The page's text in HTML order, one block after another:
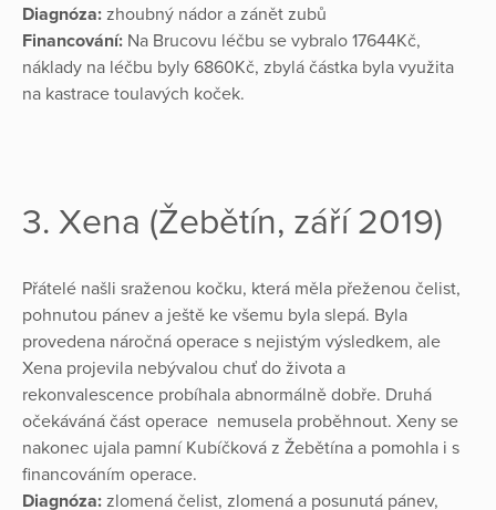
Diagnóza: zhoubný nádor a zánět zubů
Financování: Na Brucovu léčbu se vybralo 17644Kč,
náklady na léčbu byly 6860Kč, zbylá částka byla využita
na kastrace toulavých koček.
3. Xena (Žebětín, září 2019)
Přátelé našli sraženou kočku, která měla přeženou čelist,
pohnutou pánev a ještě ke všemu byla slepá. Byla
provedena náročná operace s nejistým výsledkem, ale
Xena projevila nebývalou chuť do života a
rekonvalescence probíhala abnormálně dobře. Druhá
očekáváná část operace nemusela proběhnout. Xeny se
nakonec ujala pamní Kubíčková z Žebětína a pomohla i s
financováním operace.
Diagnóza: zlomená čelist, zlomená a posunutá pánev,